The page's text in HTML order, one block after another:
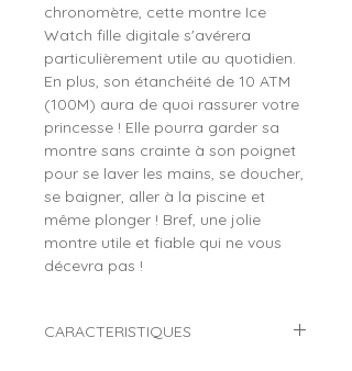
chronomètre, cette montre Ice
Watch fille digitale s'avérera
particulièrement utile au quotidien.
En plus, son étanchéité de 10 ATM
(100M) aura de quoi rassurer votre
princesse ! Elle pourra garder sa
montre sans crainte à son poignet
pour se laver les mains, se doucher,
se baigner, aller à la piscine et
même plonger ! Bref, une jolie
montre utile et fiable qui ne vous
décevra pas !
CARACTERISTIQUES